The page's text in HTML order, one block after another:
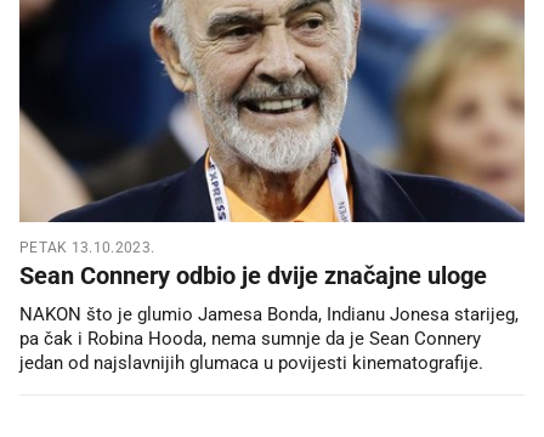
PETAK 13.10.2023.
Sean Connery odbio je dvije značajne uloge
NAKON što je glumio Jamesa Bonda, Indianu Jonesa starijeg,
pa čak i Robina Hooda, nema sumnje da je Sean Connery
jedan od najslavnijih glumaca u povijesti kinematografije.